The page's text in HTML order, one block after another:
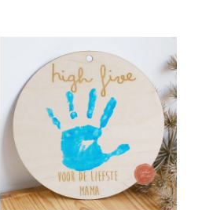
P
R
O
D
U
C
T
E
N
I
N